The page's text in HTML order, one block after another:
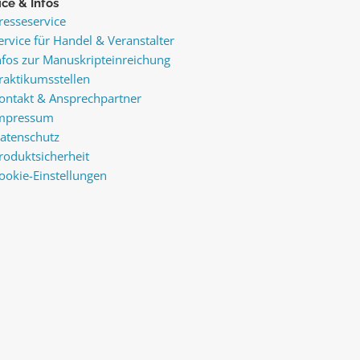
& Infos
für Handel & Veranstalter
zur Manuskripteinreichung
& Ansprechpartner
Einstellungen